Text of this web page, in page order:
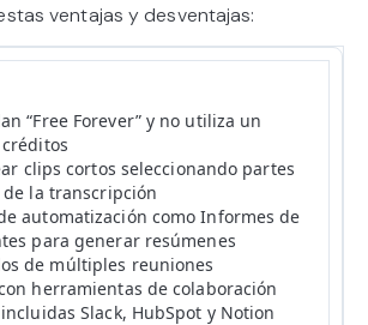
ventajas y desventajas:
“Free Forever” y no utiliza un
clips cortos seleccionando partes
la transcripción
automatización como Informes de
para generar resúmenes
de múltiples reuniones
herramientas de colaboración
Slack, HubSpot y Notion